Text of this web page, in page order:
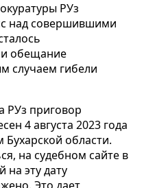
РУз
над совершившими
и обещание
случаем гибели
РУз приговор
4 августа 2023 года
Бухарской области.
на судебном сайте в
на эту дату